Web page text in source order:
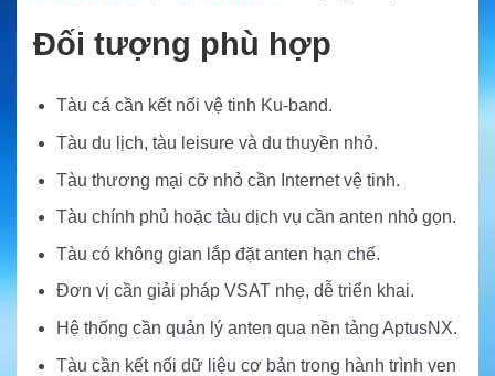
Đối tượng phù hợp
Tàu cá cần kết nối vệ tinh Ku-band.
Tàu du lịch, tàu leisure và du thuyền nhỏ.
Tàu thương mại cỡ nhỏ cần Internet vệ tinh.
Tàu chính phủ hoặc tàu dịch vụ cần anten nhỏ gọn.
Tàu có không gian lắp đặt anten hạn chế.
Đơn vị cần giải pháp VSAT nhẹ, dễ triển khai.
Hệ thống cần quản lý anten qua nền tảng AptusNX.
Tàu cần kết nối dữ liệu cơ bản trong hành trình ven